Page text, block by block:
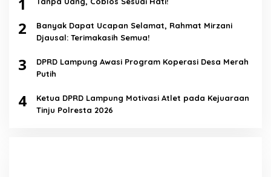
2
Banyak Dapat Ucapan Selamat, Rahmat Mirzani
Djausal: Terimakasih Semua!
3
DPRD Lampung Awasi Program Koperasi Desa Merah
Putih
4
Ketua DPRD Lampung Motivasi Atlet pada Kejuaraan
Tinju Polresta 2026